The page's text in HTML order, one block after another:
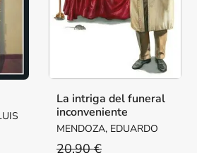
La intriga del funeral
inconveniente
MENDOZA, EDUARDO
20,90 €